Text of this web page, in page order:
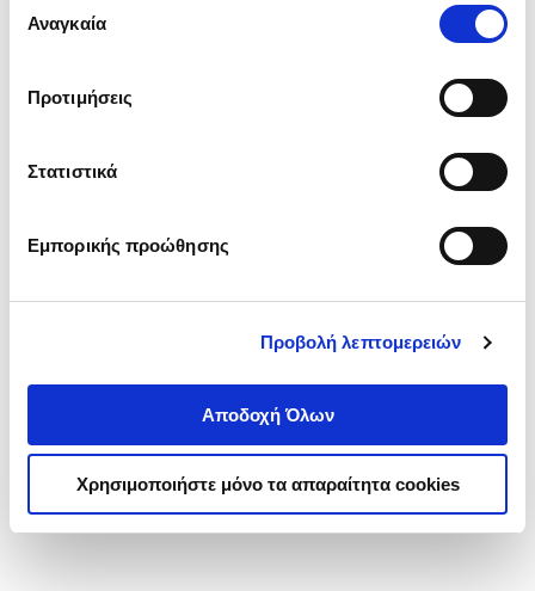
ενδιαφέρουν και να επιλέξετε από τα παρακάτω με την
΄΄και να ενημερωθείτε σχετικά με
συγκατάθεσης
Αναγκαία
Προτιμήσεις
Στατιστικά
Εμπορικής προώθησης
Προβολή λεπτομερειών
Αποδοχή Όλων
Χρησιμοποιήστε μόνο τα απαραίτητα cookies